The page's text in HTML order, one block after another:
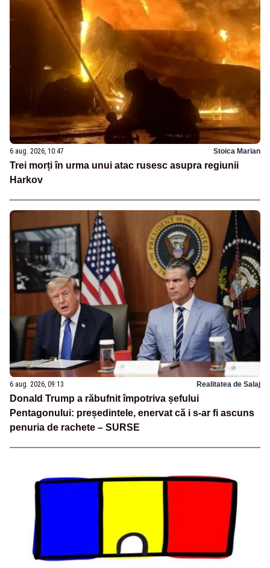
6 aug. 2026, 10:47 Stoica Marian
Trei morți în urma unui atac rusesc asupra regiunii
Harkov
6 aug. 2026, 09:13 Realitatea de Salaj
Donald Trump a răbufnit împotriva șefului
Pentagonului: președintele, enervat că i s-ar fi ascuns
penuria de rachete – SURSE